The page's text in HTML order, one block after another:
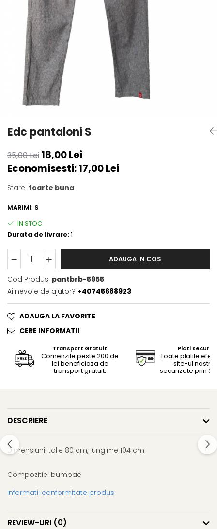
Hanorace
Lenjerii si pijamale
Paltoane
Pantaloni
Pantaloni scurti
Pulovere
Rochii
Salopete
Tricouri si maiouri
Veste
Tricouri si maiouri
Veste
Salopete
Sport
Tricouri si maiouri
veste
Edc pantaloni S
35,00 Lei 18,00 Lei
Economisesti:17,00Lei
Stare: foarte buna
MARIMI: S
IN STOC
Durata de livrare:1
ADAUGA IN COS
Cod Produs: pantbrb-5955
Ai nevoie de ajutor? +40745688923
ADAUGA LA FAVORITE
CERE INFORMATII
Transport Gratuit
Comenzile peste 200 de
lei beneficiaza de
transport gratuit.
Plati
Toate platile
site-ul nostru
securizate prin
DESCRIERE
Dimensiuni: talie 80 cm, lungime 104 cm
Compozitie: bumbac
Informatii conformitate produs
REVIEW-URI (0)